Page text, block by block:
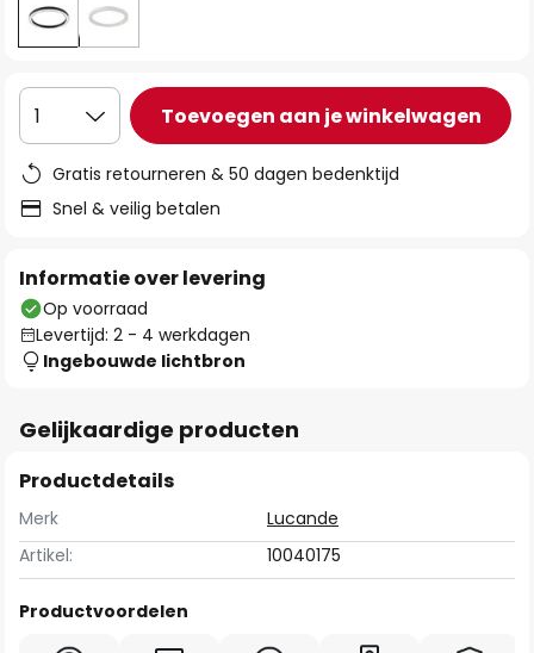
1 Toevoegen aan je winkelwagen
Gratis retourneren & 50 dagen bedenktijd
Snel & veilig betalen
Informatie over levering
Op voorraad
Levertijd: 2 - 4 werkdagen
Ingebouwde lichtbron
Gelijkaardige producten
Productdetails
Merk
Lucande
Artikel:
10040175
Productvoordelen